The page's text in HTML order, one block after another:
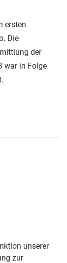
ersten
Die
der
war in Folge
unserer
zur